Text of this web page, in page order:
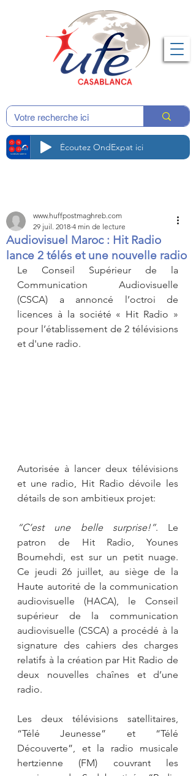
Écoutez OndExpat ici
Audiovisuel Maroc : Hit Radio
lance 2 télés et une nouvelle radio
www.huffpostmaghreb.com
29 juil. 2018 4 min de lecture
Le Conseil Supérieur de la
Communication Audiovisuelle
(CSCA) a annoncé l’octroi de
licences à la société « Hit Radio »
pour l’établissement de 2 télévisions
et d'une radio.
Autorisée à lancer deux télévisions
et une radio, Hit Radio dévoile les
détails de son ambitieux projet:
“C’est une belle surprise!”. Le
patron de Hit Radio, Younes
Boumehdi, est sur un petit nuage.
Ce jeudi 26 juillet, au siège de la
Haute autorité de la communication
audiovisuelle (HACA), le Conseil
supérieur de la communication
audiovisuelle (CSCA) a procédé à la
signature des cahiers des charges
relatifs à la création par Hit Radio de
deux nouvelles chaînes et d’une
radio.
Les deux télévisions satellitaires,
“Télé Jeunesse” et “Télé
Découverte”, et la radio musicale
hertzienne (FM) couvrant les